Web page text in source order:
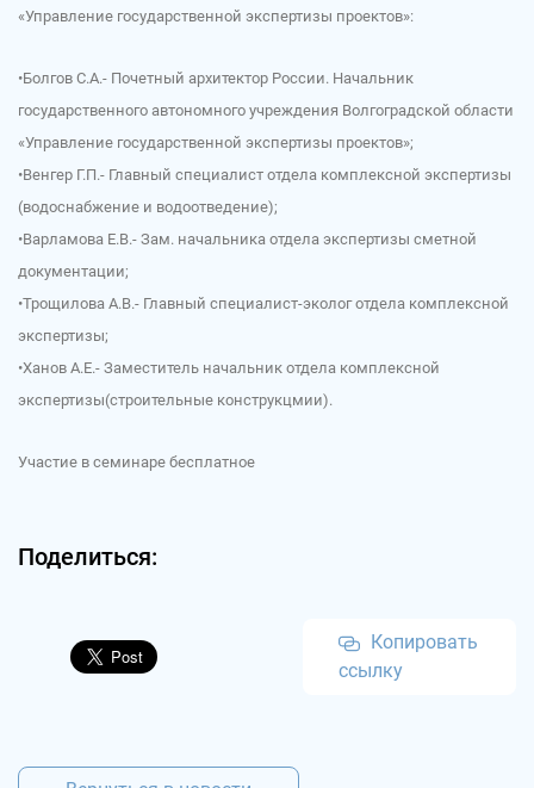
«Управление государственной экспертизы проектов»:
•Болгов С.А.- Почетный архитектор России. Начальник
государственного автономного учреждения Волгоградской области
«Управление государственной экспертизы проектов»;
•Венгер Г.П.- Главный специалист отдела комплексной экспертизы
(водоснабжение и водоотведение);
•Варламова Е.В.- Зам. начальника отдела экспертизы сметной
документации;
•Трощилова А.В.- Главный специалист-эколог отдела комплексной
экспертизы;
•Ханов А.Е.- Заместитель начальник отдела комплексной
экспертизы(строительные конструкцмии).
Участие в семинаре бесплатное
Поделиться:
Копировать
ссылку